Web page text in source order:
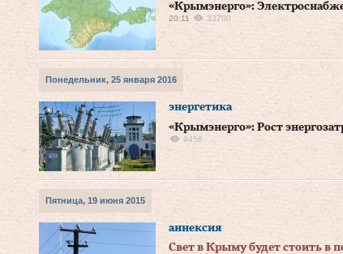
«Крымэнерго»:
20:11 33700
Понедельник, 25 января 2016
энергетика
«Крымэнерго»: Рост
9456
Пятница, 19 июня 2015
аннексия
Свет в Крыму будет стоить в